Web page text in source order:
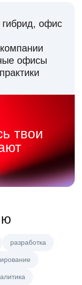
офис
офисы
твои
разработка